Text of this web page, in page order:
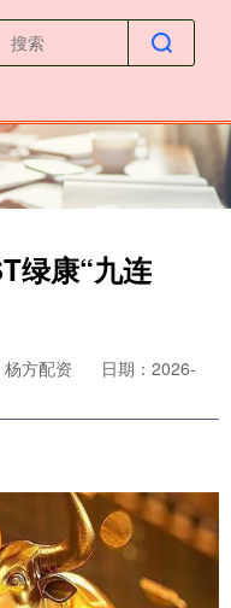
绿康“九连
杨方配资
日期：2026-